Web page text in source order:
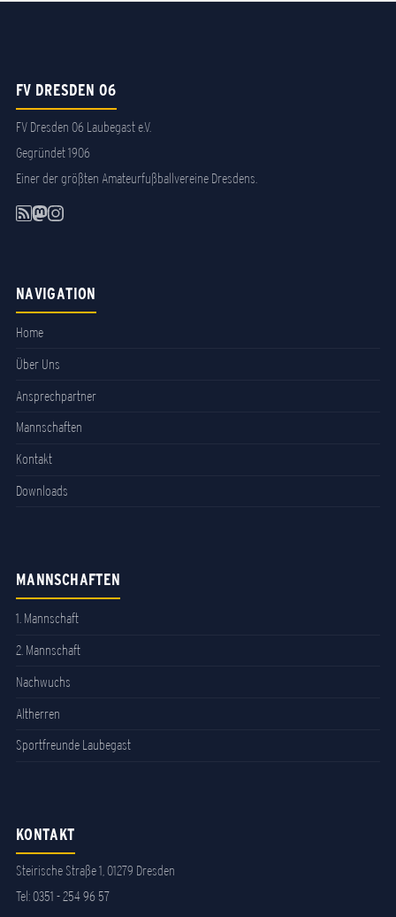
FV DRESDEN 06
FV Dresden 06 Laubegast e.V.
Gegründet 1906
Einer der größten Amateurfußballvereine Dresdens.
NAVIGATION
Home
Über Uns
Ansprechpartner
Mannschaften
Kontakt
Downloads
MANNSCHAFTEN
1. Mannschaft
2. Mannschaft
Nachwuchs
Altherren
Sportfreunde Laubegast
KONTAKT
Steirische Straße 1, 01279 Dresden
Tel:0351 - 254 96 57